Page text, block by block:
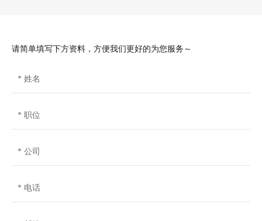
请简单填写下方资料，方便我们更好的为您服务～